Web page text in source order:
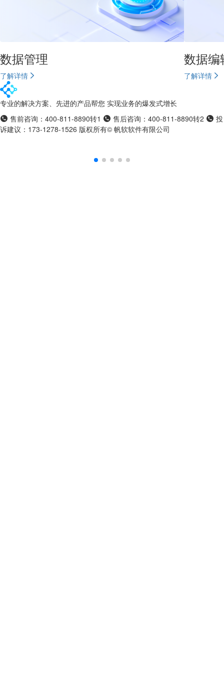
数据管理
了解详情
数据编
了解详情
专业的解决方案、先进的产品帮您 实现业务的爆发式增长
售前咨询：400-811-8890转1
售后咨询：400-811-8890转2
投
诉建议：173-1278-1526 版权所有© 帆软软件有限公司